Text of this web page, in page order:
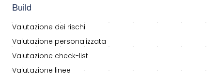
Build
Valutazione dei rischi
Valutazione personalizzata
Valutazione check-list
Valutazione linee